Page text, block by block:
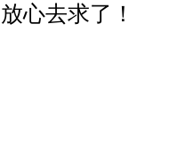
放心去求了！